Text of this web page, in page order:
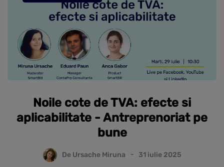
Noile cote de TVA: efecte si
aplicabilitate - Antreprenoriat pe
bune
De Ursache Miruna 31 iulie 2025